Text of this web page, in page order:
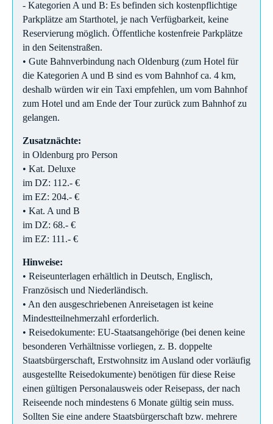
- Kategorien A und B: Es befinden sich kostenpflichtige
Parkplätze am Starthotel, je nach Verfügbarkeit, keine
Reservierung möglich. Öffentliche kostenfreie Parkplätze
in den Seitenstraßen.
• Gute Bahnverbindung nach Oldenburg (zum Hotel für
die Kategorien A und B sind es vom Bahnhof ca. 4 km,
deshalb würden wir ein Taxi empfehlen, um vom Bahnhof
zum Hotel und am Ende der Tour zurück zum Bahnhof zu
gelangen.
Zusatznächte:
in Oldenburg pro Person
• Kat. Deluxe
im DZ: 112.- €
im EZ: 204.- €
• Kat. A und B
im DZ: 68.- €
im EZ: 111.- €
Hinweise:
• Reiseunterlagen erhältlich in Deutsch, Englisch,
Französisch und Niederländisch.
• An den ausgeschriebenen Anreisetagen ist keine
Mindestteilnehmerzahl erforderlich.
• Reisedokumente: EU-Staatsangehörige (bei denen keine
besonderen Verhältnisse vorliegen, z. B. doppelte
Staatsbürgerschaft, Erstwohnsitz im Ausland oder vorläufig
ausgestellte Reisedokumente) benötigen für diese Reise
einen gültigen Personalausweis oder Reisepass, der nach
Reiseende noch mindestens 6 Monate gültig sein muss.
Sollten Sie eine andere Staatsbürgerschaft bzw. mehrere